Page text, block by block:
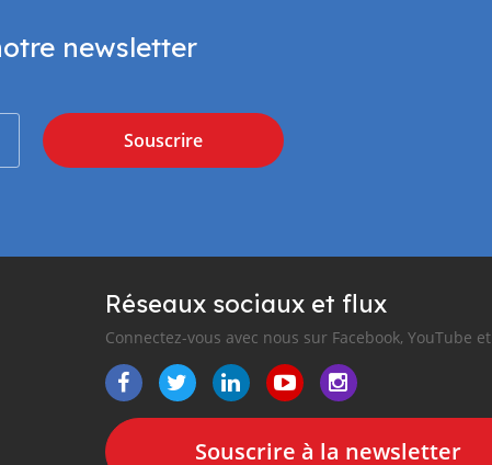
newsletter
Souscrire
Réseaux sociaux et flux
Connectez-vous avec nous sur Facebook, YouTube
Souscrire à la newsletter